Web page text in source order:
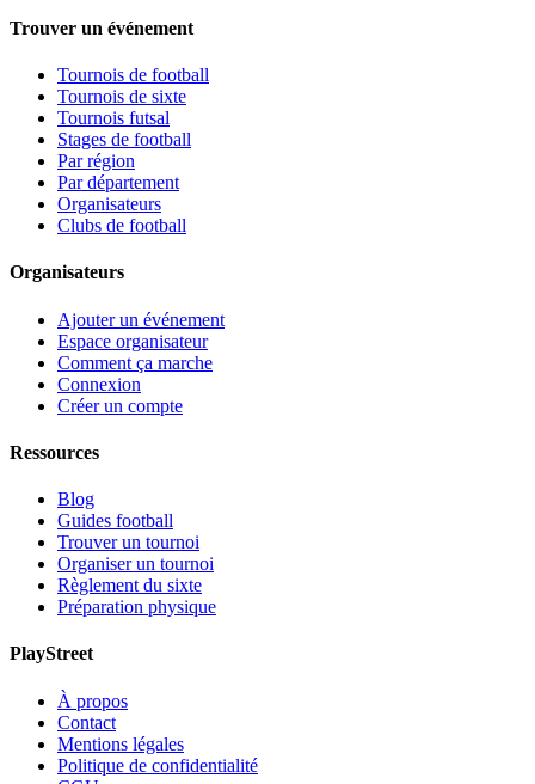
Trouver un événement
Tournois de football
Tournois de sixte
Tournois futsal
Stages de football
Par région
Par département
Organisateurs
Clubs de football
Organisateurs
Ajouter un événement
Espace organisateur
Comment ça marche
Connexion
Créer un compte
Ressources
Blog
Guides football
Trouver un tournoi
Organiser un tournoi
Règlement du sixte
Préparation physique
PlayStreet
À propos
Contact
Mentions légales
Politique de confidentialité